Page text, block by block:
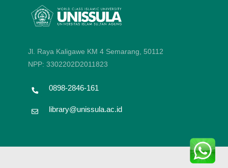
Jl. Raya Kaligawe KM 4 Semarang, 50112
NPP: 3302202D2011823
0898-2846-161
library@unissula.ac.id